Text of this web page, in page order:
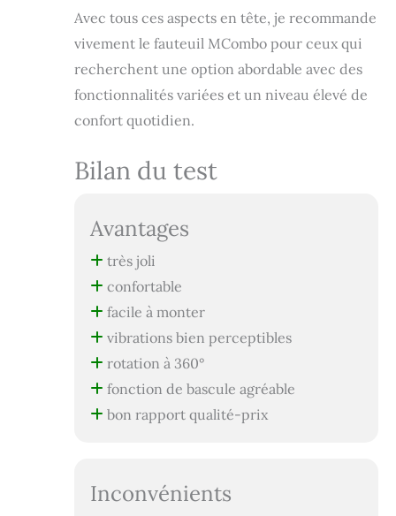
Autres remarques :
Ce produit est
composé de 3
paquets et
assemblage facile.
Avec tous ces aspects en tête, je recommande
vivement le fauteuil MCombo pour ceux qui
recherchent une option abordable avec des
fonctionnalités variées et un niveau élevé de
confort quotidien.
Bilan du test
Avantages
très joli
confortable
facile à monter
vibrations bien perceptibles
rotation à 360°
fonction de bascule agréable
bon rapport qualité-prix
Inconvénients